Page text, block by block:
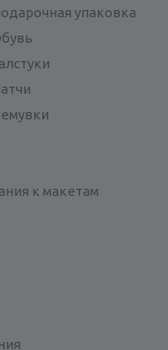
упаковка
к макетам